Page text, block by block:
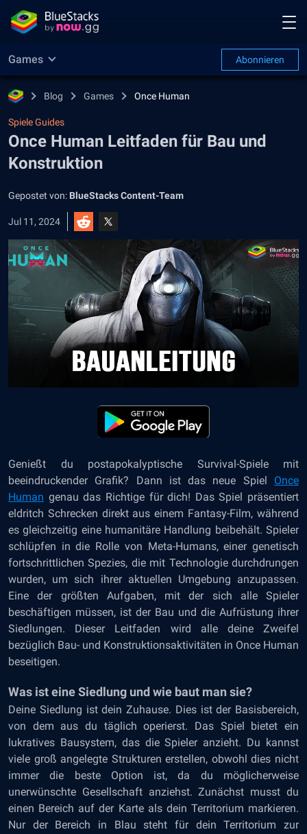
Games Abonnieren
Blog Games Once Human
Spiele Guides
Once Human Leitfaden für Bau und
Konstruktion
Gepostet von: BlueStacks Content-Team
Jul 11, 2024
Genießt du postapokalyptische Survival-Spiele mit
beeindruckender Grafik? Dann ist das neue Spiel Once
Human genau das Richtige für dich! Das Spiel präsentiert
eldritch Schrecken direkt aus einem Fantasy-Film, während
es gleichzeitig eine humanitäre Handlung beibehält. Spieler
schlüpfen in die Rolle von Meta-Humans, einer genetisch
fortschrittlichen Spezies, die mit Technologie durchdrungen
wurden, um sich ihrer aktuellen Umgebung anzupassen.
Eine der größten Aufgaben, mit der sich alle Spieler
beschäftigen müssen, ist der Bau und die Aufrüstung ihrer
Siedlungen. Dieser Leitfaden wird alle deine Zweifel
bezüglich Bau- und Konstruktionsaktivitäten in Once Human
beseitigen.
Was ist eine Siedlung und wie baut man sie?
Deine Siedlung ist dein Zuhause. Dies ist der Basisbereich,
von dem aus du täglich operierst. Das Spiel bietet ein
lukratives Bausystem, das die Spieler anzieht. Du kannst
viele groß angelegte Strukturen erstellen, obwohl dies nicht
immer die beste Option ist, da du möglicherweise
unerwünschte Gesellschaft anziehst. Zunächst musst du
einen Bereich auf der Karte als dein Territorium markieren.
Nur der Bereich in Blau steht für dein Territorium zur